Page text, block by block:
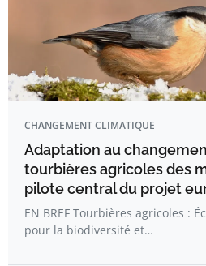
CHANGEMENT CLIMATIQUE
Adaptation au
tourbières agricoles des
pilote central du projet
EN BREF Tourbières agricoles :
pour la biodiversité et…